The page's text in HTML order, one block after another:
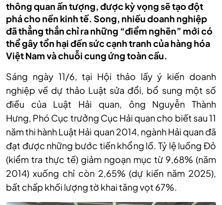
thông quan ấn tượng, được kỳ vọng sẽ tạo đột
phá cho nền kinh tế. Song, nhiều doanh nghiệp
đã thẳng thắn chỉ ra những “điểm nghẽn” mới có
thể gây tổn hại đến sức cạnh tranh của hàng hóa
Việt Nam và chuỗi cung ứng toàn cầu.
Sáng ngày 11/6, tại Hội thảo lấy ý kiến doanh
nghiệp về dự thảo Luật sửa đổi, bổ sung một số
điều của Luật Hải quan, ông
Nguyễn Thành
Hưng, Phó Cục trưởng Cục Hải quancho biết sau 11
năm thi hành Luật Hải quan 2014, ngành Hải quan đã
đạt được những bước tiến khổng lồ. Tỷ lệ luồng Đỏ
(kiểm tra thực tế) giảm ngoạn mục từ 9,68% (năm
2014) xuống chỉ còn 2,65% (dự kiến năm 2025),
bất chấp khối lượng tờ khai tăng vọt 67%.